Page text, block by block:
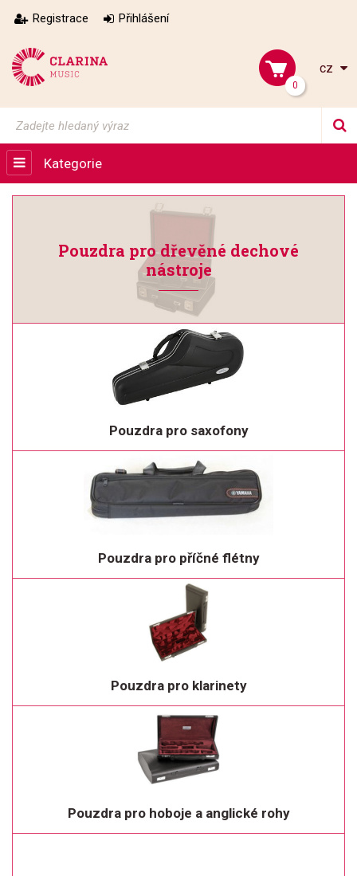
Registrace Přihlášení
0
cz
Kategorie
Pouzdra pro dřevěné dechové
nástroje
Pouzdra pro saxofony
Pouzdra pro příčné flétny
Pouzdra pro klarinety
Pouzdra pro hoboje a anglické rohy